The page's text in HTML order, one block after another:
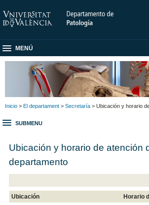
MENÚ
Inicio > El departament > Secretaría > Ubicación y horario
SUBMENU
Ubicación y horario de atención
departamento
Ubicación
Horario